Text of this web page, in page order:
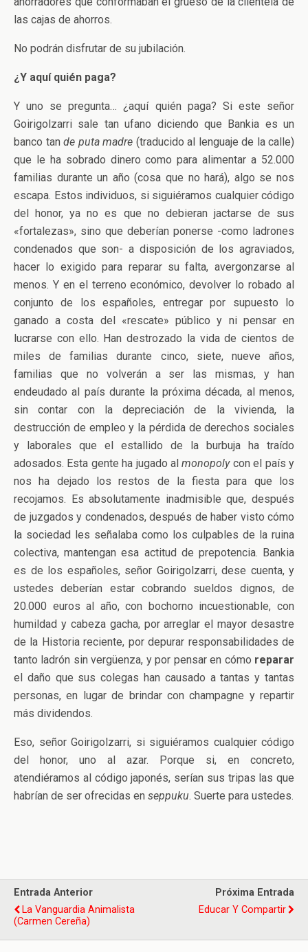
las cajas de ahorros.
No podrán disfrutar de su jubilación.
¿Y aquí quién paga?
Y uno se pregunta… ¿aquí quién paga? Si este señor
Goirigolzarri sale tan ufano diciendo que Bankia es un
banco tan de puta madre (traducido al lenguaje de la calle)
que le ha sobrado dinero como para alimentar a 52.000
familias durante un año (cosa que no hará), algo se nos
escapa. Estos individuos, si siguiéramos cualquier código
del honor, ya no es que no debieran jactarse de sus
«fortalezas», sino que deberían ponerse -como ladrones
condenados que son- a disposición de los agraviados,
hacer lo exigido para reparar su falta, avergonzarse al
menos. Y en el terreno económico, devolver lo robado al
conjunto de los españoles, entregar por supuesto lo
ganado a costa del «rescate» público y ni pensar en
lucrarse con ello. Han destrozado la vida de cientos de
miles de familias durante cinco, siete, nueve años,
familias que no volverán a ser las mismas, y han
endeudado al país durante la próxima década, al menos,
sin contar con la depreciación de la vivienda, la
destrucción de empleo y la pérdida de derechos sociales
y laborales que el estallido de la burbuja ha traído
adosados. Esta gente ha jugado almonopolycon el país y
nos ha dejado los restos de la fiesta para que los
recojamos. Es absolutamente inadmisible que, después
de juzgados y condenados, después de haber visto cómo
la sociedad les señalaba como los culpables de la ruina
colectiva, mantengan esa actitud de prepotencia. Bankia
es de los españoles, señor Goirigolzarri, dese cuenta, y
ustedes deberían estar cobrando sueldos dignos, de
20.000 euros al año, con bochorno incuestionable, con
humildad y cabeza gacha, por arreglar el mayor desastre
de la Historia reciente, por depurar responsabilidades de
tanto ladrón sin vergüenza, y por pensar en cómo reparar
el daño que sus colegas han causado a tantas y tantas
personas, en lugar de brindar con champagne y repartir
más dividendos.
Eso, señor Goirigolzarri, si siguiéramos cualquier código
del honor, uno al azar. Porque si, en concreto,
atendiéramos al código japonés, serían sus tripas las que
habrían de ser ofrecidas en seppuku. Suerte para ustedes.
Entrada Anterior
La Vanguardia Animalista
(Carmen Cereña)
Próxima Entrada
Educar Y Compartir